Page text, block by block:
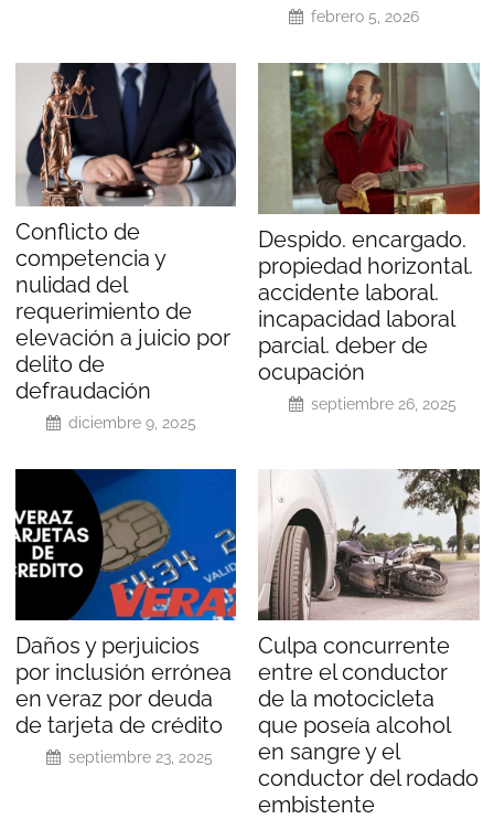
febrero 5, 2026
Conflicto de
competencia y
nulidad del
requerimiento de
elevación a juicio por
delito de
defraudación
diciembre 9, 2025
Despido. encargado.
propiedad horizontal.
accidente laboral.
incapacidad laboral
parcial. deber de
ocupación
septiembre 26, 2025
Daños y perjuicios
por inclusión errónea
en veraz por deuda
de tarjeta de crédito
septiembre 23, 2025
Culpa concurrente
entre el conductor
de la motocicleta
que poseía alcohol
en sangre y el
conductor del rodado
embistente